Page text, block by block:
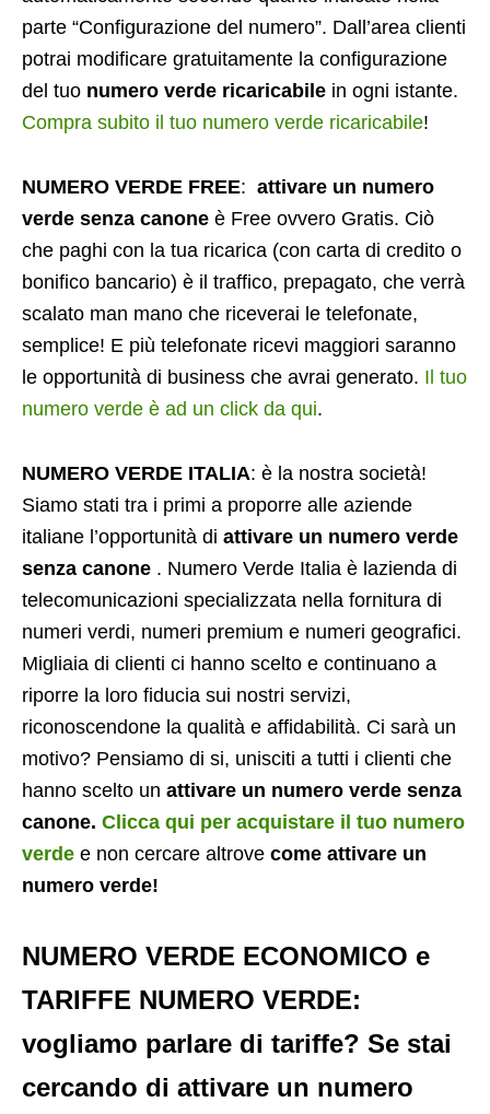
parte “Configurazione del numero”. Dall’area clienti
potrai modificare gratuitamente la configurazione
del tuo numero verde ricaricabile in ogni istante.
Compra subito il tuo numero verde ricaricabile!
NUMERO VERDE FREE: attivare un numero
verde senza canone è Free ovvero Gratis. Ciò
che paghi con la tua ricarica (con carta di credito o
bonifico bancario) è il traffico, prepagato, che verrà
scalato man mano che riceverai le telefonate,
semplice! E più telefonate ricevi maggiori saranno
le opportunità di business che avrai generato. Il tuo
numero verde è ad un click da qui.
NUMERO VERDE ITALIA: è la nostra società!
Siamo stati tra i primi a proporre alle aziende
italiane l’opportunità di attivare un numero verde
senza canone . Numero Verde Italia è lazienda di
telecomunicazioni specializzata nella fornitura di
numeri verdi, numeri premium e numeri geografici.
Migliaia di clienti ci hanno scelto e continuano a
riporre la loro fiducia sui nostri servizi,
riconoscendone la qualità e affidabilità. Ci sarà un
motivo? Pensiamo di si, unisciti a tutti i clienti che
hanno scelto un attivare un numero verde senza
canone. Clicca qui per acquistare il tuo numero
verde e non cercare altrove come attivare un
numero verde!
NUMERO VERDE ECONOMICO e
TARIFFE NUMERO VERDE:
vogliamo parlare di tariffe? Se stai
cercando di attivare un numero